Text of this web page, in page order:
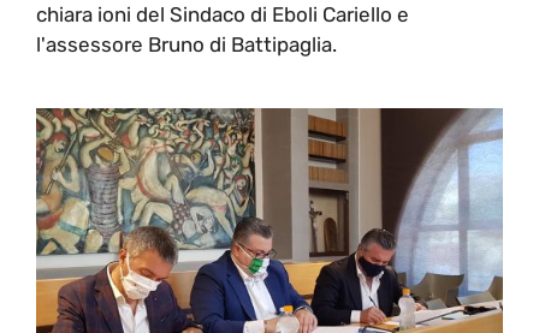
chiara ioni del Sindaco di Eboli Cariello e
l'assessore Bruno di Battipaglia.